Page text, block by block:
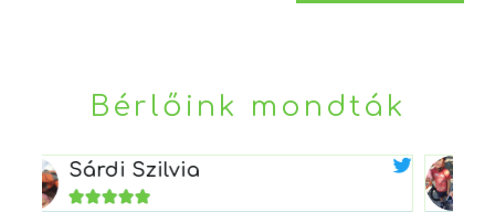
Bérlőink mondták
Lévainé Halmos Kata
